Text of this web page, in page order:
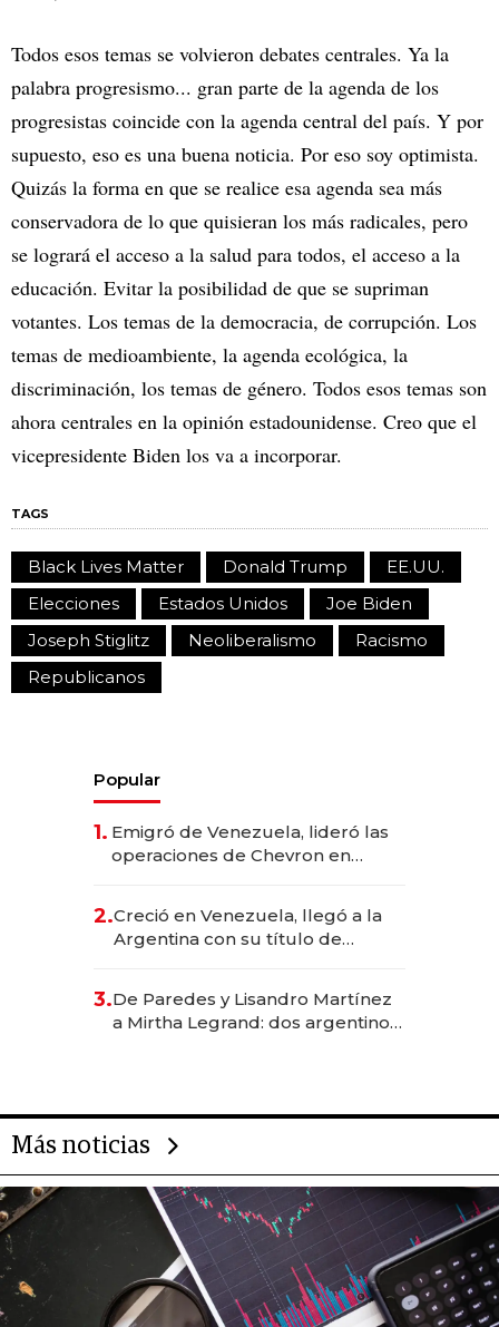
Todos esos temas se volvieron debates centrales. Ya la
palabra progresismo... gran parte de la agenda de los
progresistas coincide con la agenda central del país. Y por
supuesto, eso es una buena noticia. Por eso soy optimista.
Quizás la forma en que se realice esa agenda sea más
conservadora de lo que quisieran los más radicales, pero
se logrará el acceso a la salud para todos, el acceso a la
educación. Evitar la posibilidad de que se supriman
votantes. Los temas de la democracia, de corrupción. Los
temas de medioambiente, la agenda ecológica, la
discriminación, los temas de género. Todos esos temas son
ahora centrales en la opinión estadounidense. Creo que el
vicepresidente Biden los va a incorporar.
TAGS
Black Lives Matter Donald Trump
EE.UU.
Elecciones
Estados Unidos
Joe Biden
Joseph Stiglitz
Neoliberalismo
Racismo
Republicanos
Popular
1. Emigró de Venezuela, lideró las
operaciones de Chevron en
2.Creció en Venezuela, llegó a la
Argentina con su título de
las marcas "fast premium"
3.De Paredes y Lisandro Martínez
a Mirtha Legrand: dos argentinos
Más noticias